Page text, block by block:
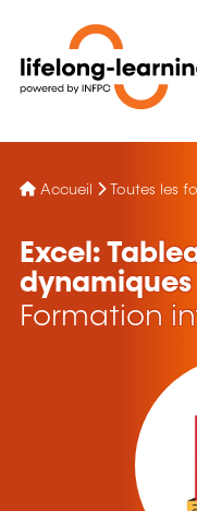
Accueil Toutes les
Excel:
dynamiques
Formation